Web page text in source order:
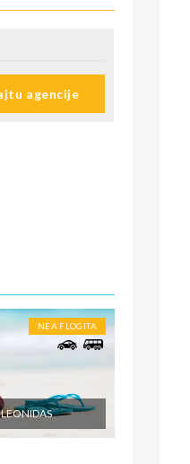
bi putnik
jedinice,
ili
do
agencije
NEA FLOGITA